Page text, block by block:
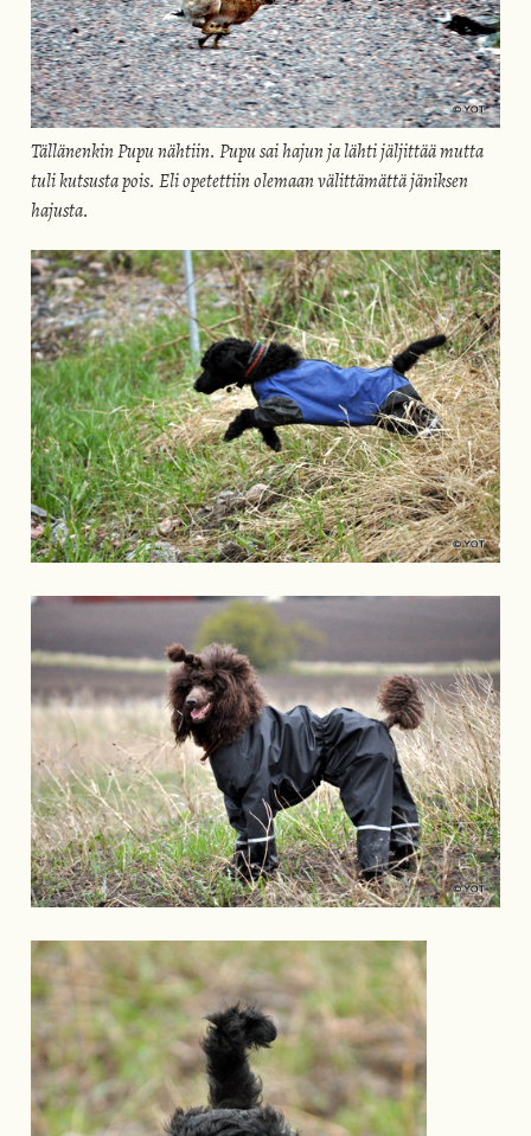
Tällänenkin Pupu nähtiin. Pupu sai hajun ja lähti jäljittää mutta
tuli kutsusta pois. Eli opetettiin olemaan välittämättä jäniksen
hajusta.